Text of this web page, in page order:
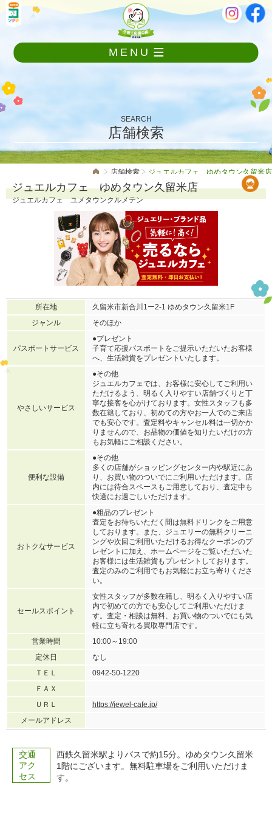
ニ
し
て
本
MENU
SEARCH
店舗検索
店舗検索 ジュエルカフェ ゆめタウン久留米店
ジュエルカフェ ゆめタウン久留米店
ジュエルカフェ ユメタウンクルメテン
所在地
久留米市新合川1ー2-1 ゆめタウン久留米1F
ジャンル
そのほか
パスポートサービス
●プレゼント
子育て応援パスポートをご提示いただいたお客様
へ、生活雑貨をプレゼントいたします。
やさしいサービス
●その他
ジュエルカフェでは、お客様に安心してご利用い
ただけるよう、明るく入りやすい店舗づくりと丁
寧な接客を心がけております。女性スタッフも多
数在籍しており、初めての方やお一人でのご来店
でも安心です。査定料やキャンセル料は一切かか
りませんので、お品物の価値を知りたいだけの方
もお気軽にご相談ください。
便利な設備
●その他
多くの店舗がショッピングセンター内や駅近にあ
り、お買い物のついでにご利用いただけます。店
内には待合スペースもご用意しており、査定中も
快適にお過ごしいただけます。
おトクなサービス
●粗品のプレゼント
査定をお待ちいただく間は無料ドリンクをご用意
しております。また、ジュエリーの無料クリーニ
ングや次回ご利用いただけるお得なクーポンのプ
レゼントに加え、ホームページをご覧いただいた
お客様には生活雑貨もプレゼントしております。
査定のみのご利用でもお気軽にお立ち寄りくださ
い。
セールスポイント
女性スタッフが多数在籍し、明るく入りやすい店
内で初めての方でも安心してご利用いただけま
す。査定・相談は無料、お買い物のついでにも気
軽に立ち寄れる買取専門店です。
営業時間
10:00～19:00
定休日
なし
ＴＥＬ
0942-50-1220
ＦＡＸ
ＵＲＬ
https://jewel-cafe.jp/
メールアドレス
交通
アク
セス
西鉄久留米駅よりバスで約15分。ゆめタウン久留米
1階にございます。無料駐車場をご利用いただけま
す。